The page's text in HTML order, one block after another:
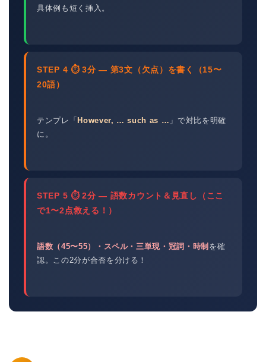
具体例も短く挿入。
STEP 4 ⏱ 3分 — 第3文（欠点）を書く（15〜
20語）
テンプレ「 However, … such as … 」で対比を明確
に。
STEP 5 ⏱ 2分 — 語数カウント＆見直し（ここ
で1〜2点救える！）
語数（45〜55）・スペル・三単現・冠詞・時制 を確
認。この2分が合否を分ける！